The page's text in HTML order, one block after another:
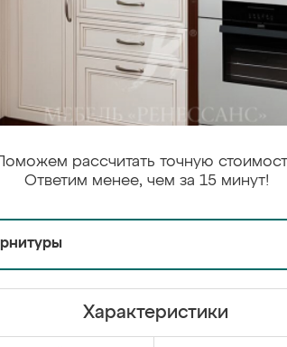
рассчитать точную
Ответим менее, чем за 15 минут!
Характеристики